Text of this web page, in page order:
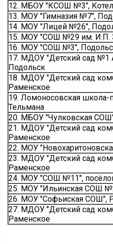
12. МБОУ "КСОШ №3",
13. МОУ "Гимназия №7",
14. МОУ "Лицей №26",
15. МОУ "СОШ №29 им. И.П.
16. МОУ "СОШ №3",
17. МДОУ "Детский сад №1
Подольск
18. МДОУ "Детский сад
Раменское
19. Ломоносовская школа-
Тельмана
20. МБОУ "Чулковская
21. МДОУ "Детский сад
Раменское
22. МОУ
23. МДОУ "Детский сад
Раменское
24. МОУ "СОШ №11",
25. МОУ "Ильинская СОШ
26. МОУ "Софьиская СОШ",
27. МДОУ "Детский сад
Раменское